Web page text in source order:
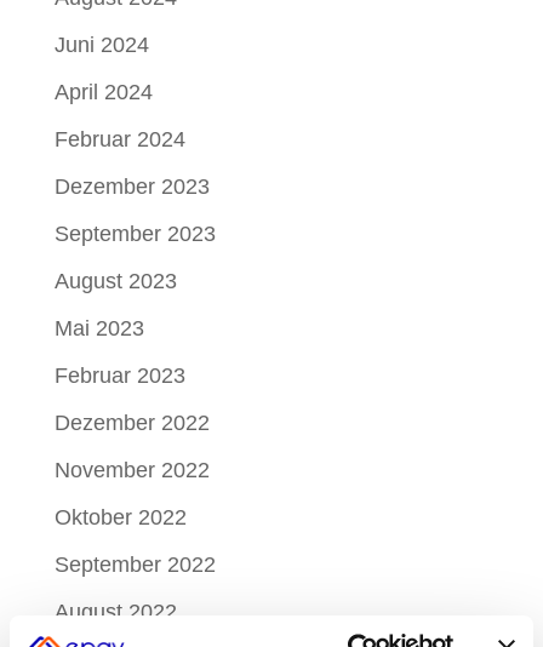
Juni 2024
April 2024
Februar 2024
Dezember 2023
September 2023
August 2023
Mai 2023
Februar 2023
Dezember 2022
November 2022
Oktober 2022
September 2022
August 2022